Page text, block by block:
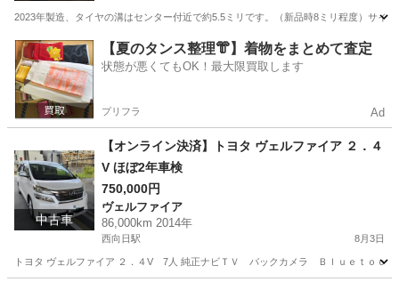
2023年製造、タイヤの溝はセンター付近で約5.5ミリです。（新品時8ミリ程度）サイ
京都 向日市 西向日駅 タイヤ、ホイール
【夏のタンス整理👘】着物をまとめて査定
状態が悪くてもOK！最大限買取します
プリフラ Ad
中古車
【オンライン決済】トヨタ ヴェルファイア ２．４
V ほぼ2年車検
750,000円
ヴェルファイア
86,000km 2014年
西向日駅 8月3日
トヨタ ヴェルファイア ２．４V 7人 純正ナビＴＶ バックカメラ Ｂｌｕｅｔｏｏ